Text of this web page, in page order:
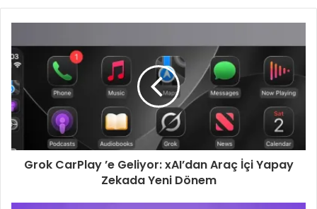
Grok CarPlay ’e Geliyor: xAI’dan Araç İçi Yapay
Zekada Yeni Dönem